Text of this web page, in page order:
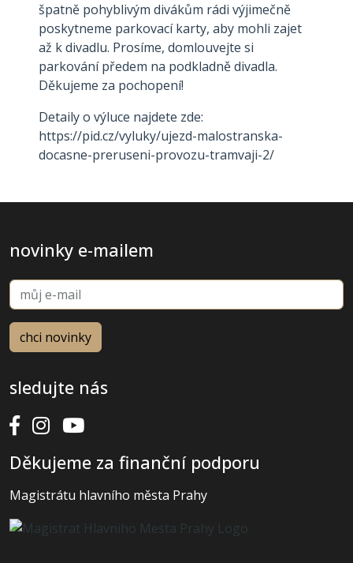
špatně pohyblivým divákům rádi výjimečně
poskytneme parkovací karty, aby mohli zajet
až k divadlu. Prosíme, domlouvejte si
parkování předem na podkladně divadla.
Děkujeme za pochopení!
Detaily o výluce najdete zde:
https://pid.cz/vyluky/ujezd-malostranska-
docasne-preruseni-provozu-tramvaji-2/
novinky e-mailem
sledujte nás
Děkujeme za finanční podporu
Magistrátu hlavního města Prahy